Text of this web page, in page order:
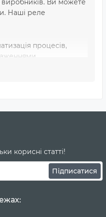
виробників. Ви можете
Наші реле
процесів,
правильний вибір
корисні статті!
Підписатися